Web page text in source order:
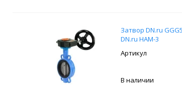
Затвор DN.ru
DN.ru HAM-3
В наличии